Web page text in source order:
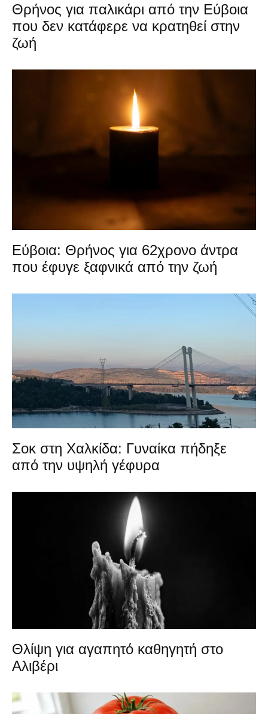
Θρήνος για παλικάρι από την Εύβοια
που δεν κατάφερε να κρατηθεί στην
ζωή
Εύβοια: Θρήνος για 62χρονο άντρα
που έφυγε ξαφνικά από την ζωή
Σοκ στη Χαλκίδα: Γυναίκα πήδηξε
από την υψηλή γέφυρα
Θλίψη για αγαπητό καθηγητή στο
Αλιβέρι